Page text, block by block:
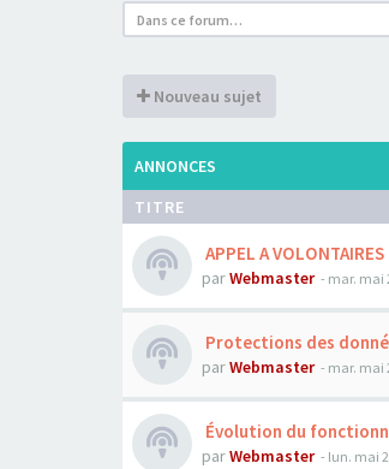
Nouveau sujet
ANNONCES
TITRE
APPEL A VOLONTAIRES
parWebmaster - mar. mai
Protections des
parWebmaster - mar. mai
Évolution du
parWebmaster - lun. mai